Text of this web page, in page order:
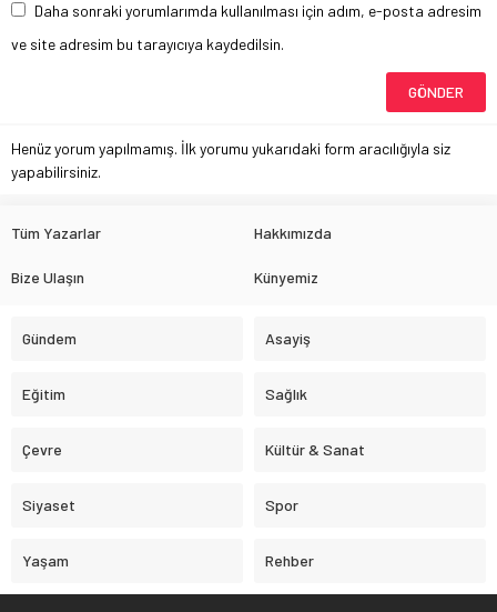
Daha sonraki yorumlarımda kullanılması için adım, e-posta adresim
ve site adresim bu tarayıcıya kaydedilsin.
Henüz yorum yapılmamış. İlk yorumu yukarıdaki form aracılığıyla siz
yapabilirsiniz.
Tüm Yazarlar Hakkımızda
Bize Ulaşın Künyemiz
Gündem Asayiş
Eğitim Sağlık
Çevre Kültür & Sanat
Siyaset Spor
Yaşam Rehber